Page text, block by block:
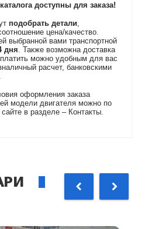
доступны для заказа!
подобрать детали,
цена/качество.
выбранной вами транспортной
дня. Также возможна доставка
можно удобным для вас
расчет, банковскими
оформления заказа
модели двигателя можно по
в разделе – Контакты.